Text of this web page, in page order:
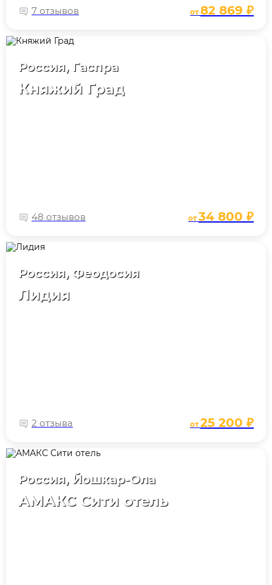
7 отзывов от82 869 ₽
Россия, Гаспра
Княжий Град
48 отзывов от34 800 ₽
Россия, Феодосия
Лидия
2 отзыва от25 200 ₽
Россия, Йошкар-Ола
АМАКС Сити отель